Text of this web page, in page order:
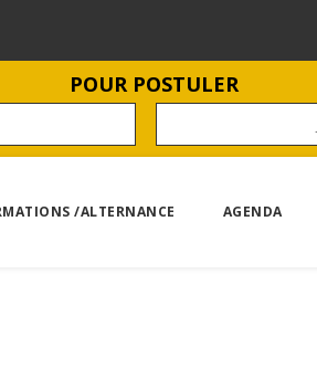
POUR POSTULER
/ALTERNANCE AGENDA